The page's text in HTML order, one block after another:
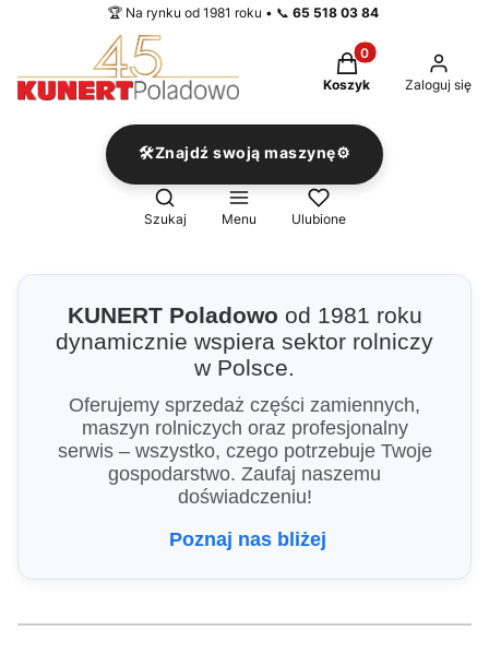
🏆 Na rynku od 1981 roku • 📞 65 518 03 84
Produkty w
Koszyk Zaloguj się
🛠️Znajdź swoją maszynę⚙️
Otwórz wyszukiwarkę
Szukaj Menu Ulubione
KUNERT Poladowo od 1981 roku
dynamicznie wspiera sektor rolniczy
w Polsce.
Oferujemy sprzedaż części zamiennych,
maszyn rolniczych oraz profesjonalny
serwis – wszystko, czego potrzebuje Twoje
gospodarstwo. Zaufaj naszemu
doświadczeniu!
Poznaj nas bliżej